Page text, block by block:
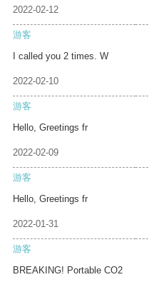
2022-02-12
游客
I called you 2 times. W
2022-02-10
游客
Hello, Greetings fr
2022-02-09
游客
Hello, Greetings fr
2022-01-31
游客
BREAKING! Portable CO2